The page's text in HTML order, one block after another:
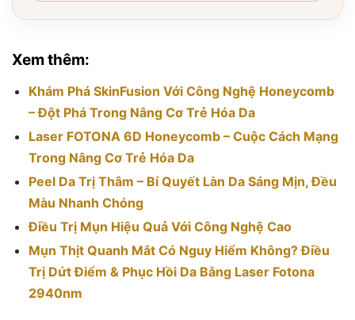
Xem thêm:
Khám Phá SkinFusion Với Công Nghệ Honeycomb
– Đột Phá Trong Nâng Cơ Trẻ Hóa Da
Laser FOTONA 6D Honeycomb – Cuộc Cách Mạng
Trong Nâng Cơ Trẻ Hóa Da
Peel Da Trị Thâm – Bí Quyết Làn Da Sáng Mịn, Đều
Màu Nhanh Chóng
Điều Trị Mụn Hiệu Quả Với Công Nghệ Cao
Mụn Thịt Quanh Mắt Có Nguy Hiểm Không? Điều
Trị Dứt Điểm & Phục Hồi Da Bằng Laser Fotona
2940nm